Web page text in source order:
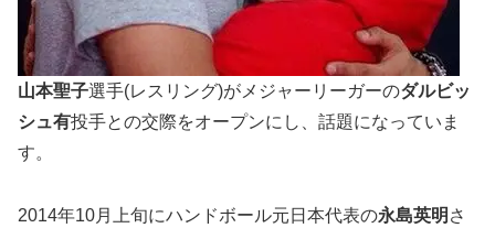
山本聖子選手(レスリング)がメジャーリーガーのダルビッ
シュ有投手との交際をオープンにし、話題になっていま
す。
2014年10月上旬にハンドボール元日本代表の永島英明 さ